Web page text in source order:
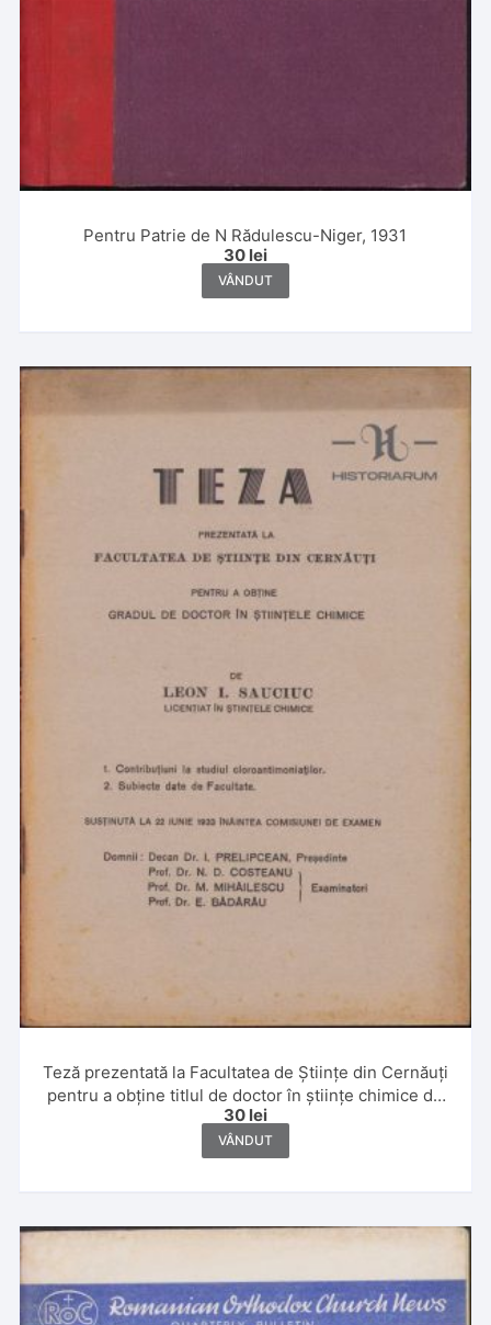
Pentru Patrie de N Rădulescu-Niger, 1931
30 lei
VÂNDUT
Teză prezentată la Facultatea de Științe din Cernăuți
pentru a obține titlul de doctor în științe chimice de
Leon Sauciuc, 1933
30 lei
VÂNDUT